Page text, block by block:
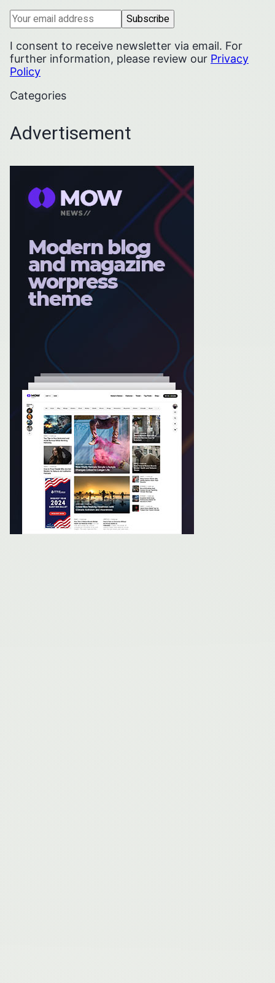
I consent to receive newsletter via email. For
further information, please review our Privacy
Policy
Categories
Advertisement